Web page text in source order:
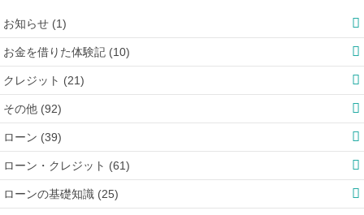
お知らせ (1)
お金を借りた体験記 (10)
クレジット (21)
その他 (92)
ローン (39)
ローン・クレジット (61)
ローンの基礎知識 (25)